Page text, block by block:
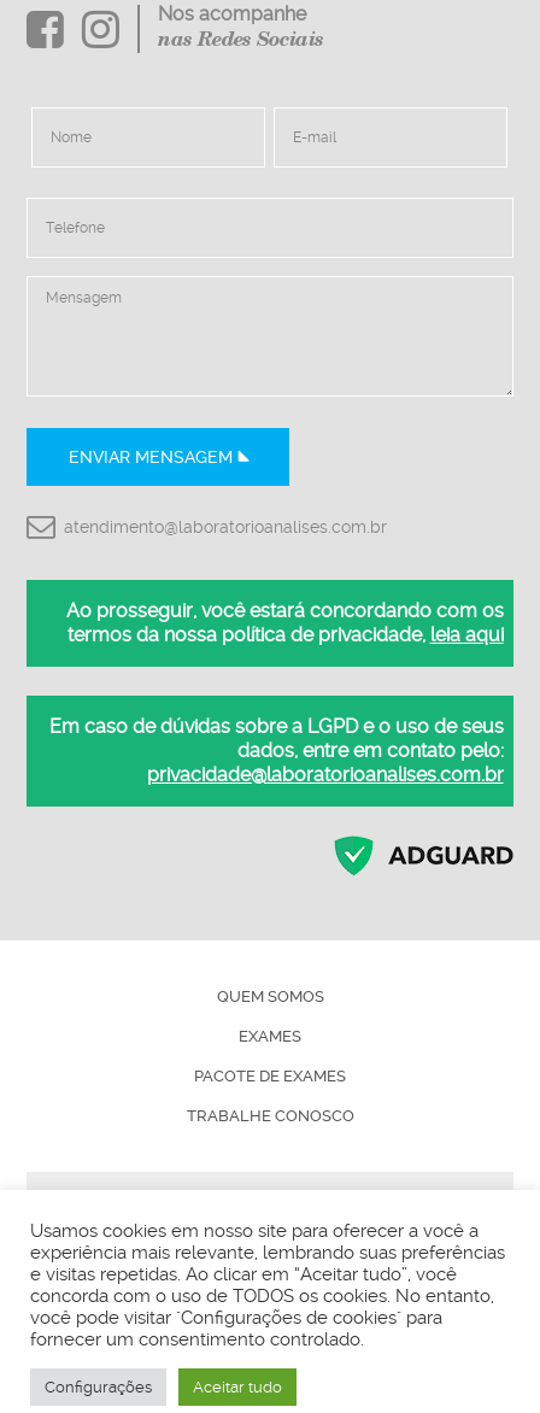
Nos acompanhe
nas Redes Sociais
ENVIAR MENSAGEM
atendimento@laboratorioanalises.com.br
Ao prosseguir, você estará concordando com os
termos da nossa política de privacidade, leia aqui
Em caso de dúvidas sobre a LGPD e o uso de seus
dados, entre em contato pelo:
privacidade@laboratorioanalises.com.br
QUEM SOMOS
EXAMES
PACOTE DE EXAMES
TRABALHE CONOSCO
Usamos cookies para ajudar a personalizar o conteúdo,
para você. Ao continuar navegando nesse site, você
concorda com o uso destes cookies.
Usamos cookies em nosso site para oferecer a você a
experiência mais relevante, lembrando suas preferências
e visitas repetidas. Ao clicar em “Aceitar tudo”, você
concorda com o uso de TODOS os cookies. No entanto,
você pode visitar "Configurações de cookies" para
fornecer um consentimento controlado.
Configurações Aceitar tudo